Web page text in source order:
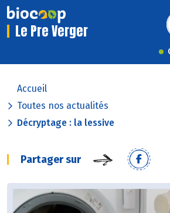
Le Pre Verger
Accueil
Toutes nos actualités
Décryptage : la lessive
Partager sur